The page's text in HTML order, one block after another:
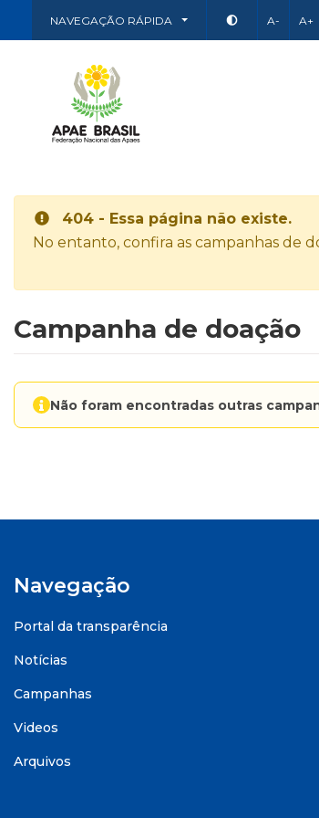
NAVEGAÇÃO RÁPIDA A- A+
404 - Essa página não existe.
No entanto, confira as campanhas de
Campanha de doação
Não foram encontradas outras
Navegação
Portal da transparência
Notícias
Campanhas
Videos
Arquivos